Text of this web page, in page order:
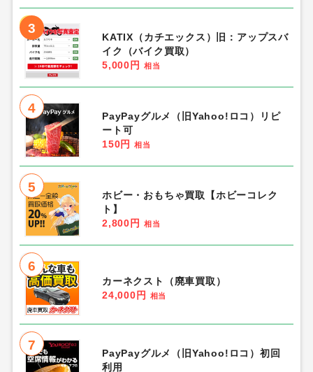
3
KATIX（カチエックス）旧：アップスバ
イク（バイク買取）
5,000円
相当
4
PayPayグルメ（旧Yahoo!ロコ）リピ
ート可
150円
相当
5
ホビー・おもちゃ買取【ホビーコレク
ト】
2,800円
相当
6
カーネクスト（廃車買取）
24,000円
相当
7
PayPayグルメ（旧Yahoo!ロコ）初回
利用